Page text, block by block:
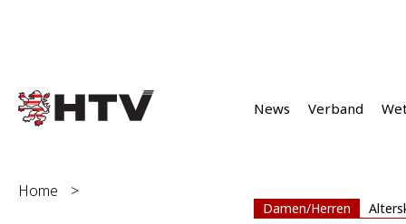
News Verband
Damen/Herren
Home >